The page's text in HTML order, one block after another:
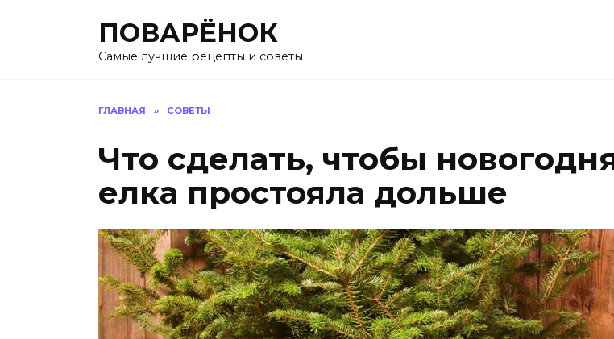
ПОВАРЁНОК
Самые лучшие рецепты и советы
ГЛАВНАЯ » СОВЕТЫ
Что сделать, чтобы
елка простояла дольше